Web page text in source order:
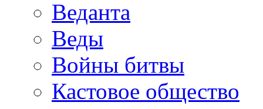
Веданта
Веды
Войны битвы
Кастовое общество